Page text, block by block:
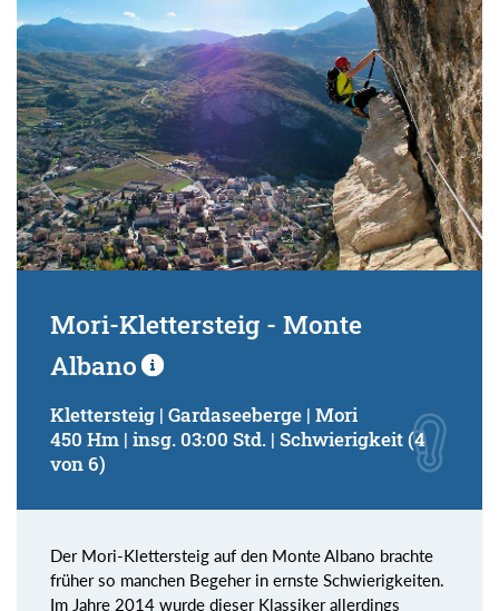
Mori-Klettersteig - Monte
Albano
Klettersteig | Gardaseeberge | Mori
450 Hm | insg. 03:00 Std. | Schwierigkeit (4
von 6)
Der Mori-Klettersteig auf den Monte Albano brachte
früher so manchen Begeher in ernste Schwierigkeiten.
Im Jahre 2014 wurde dieser Klassiker allerdings